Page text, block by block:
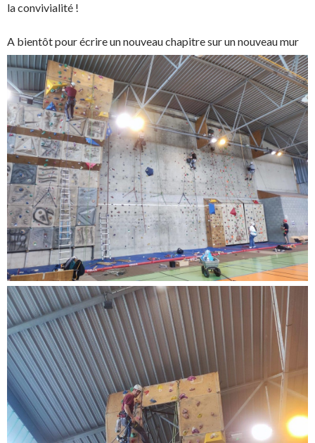
la convivialité !
A bientôt pour écrire un nouveau chapitre sur un nouveau mur